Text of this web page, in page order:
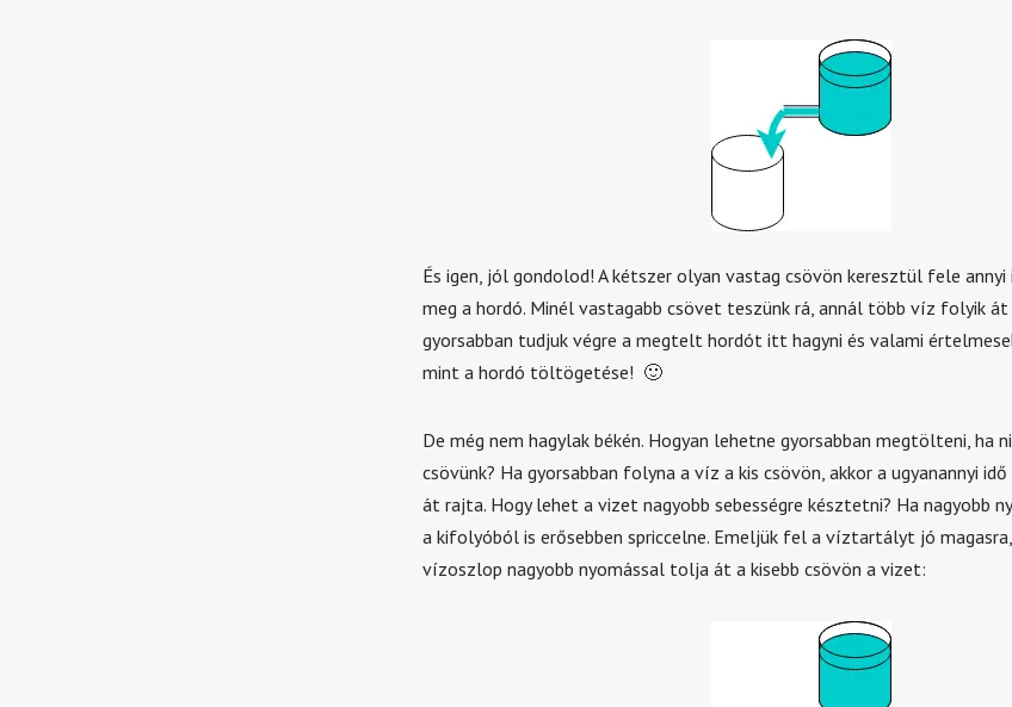
És igen, jól gondolod! A kétszer olyan vastag csövön keresztül fele
meg a hordó. Minél vastagabb csövet teszünk rá, annál több víz folyik
gyorsabban tudjuk végre a megtelt hordót itt hagyni és valami
mint a hordó töltögetése! 🙂
De még nem hagylak békén. Hogyan lehetne gyorsabban megtölteni, ha
csövünk? Ha gyorsabban folyna a víz a kis csövön, akkor a ugyanannyi
át rajta. Hogy lehet a vizet nagyobb sebességre késztetni? Ha nagyobb
a kifolyóból is erősebben spriccelne. Emeljük fel a víztartályt jó magasra,
vízoszlop nagyobb nyomással tolja át a kisebb csövön a vizet: